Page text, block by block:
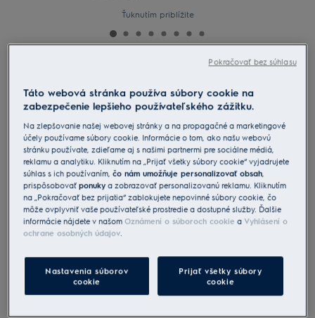
Ťuknutím priblížite
Vreckový vysávač 600
4.7 (321)
Benefity
Vreckový čistič Clean 600 ponúka výkon s jednoduchou obsluhou.
Vysoký výkon prinášajúci viditeľné výsledky po vysávaní.
Kompletné ovládanie nastavení pri upratovaní nohou.
Bezpečnostné pokyny a upozornenia podľa nariadenia EÚ
2023/988 sú uvedené v návode na použitie. Pre bezpečné
Táto webová stránka používa súbory cookie na
zabezpečenie lepšieho používateľského zážitku.
Na zlepšovanie našej webovej stránky a na propagačné a marketingové
účely používame súbory cookie. Informácie o tom, ako našu webovú
stránku používate, zdieľame aj s našimi partnermi pre sociálne médiá,
reklamu a analytiku. Kliknutím na „Prijať všetky súbory cookie“ vyjadrujete
súhlas s ich používaním,čo nám umožňuje personalizovať obsah,
prispôsobovaťponuky a zobrazovať personalizovanú reklamu. Kliknutím
na „Pokračovať bez prijatia“ zablokujete nepovinné súbory cookie, čo
môže ovplyvniť vaše používateľské prostredie a dostupné služby. Ďalšie
informácie nájdete v našomOznámení o súboroch cookie a Vyhlásení o
ochrane osobných údajov.
Nastavenia súborov
cookie
Prijať všetky súbory
cookie
Pokračovať bez súhlasu